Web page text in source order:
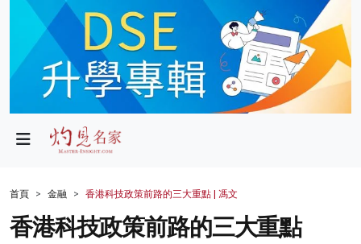
政局
財經
生活
首頁 金融 香港科技政策前路的三大重點 | 馮文
香港科技政策前路的三大重點